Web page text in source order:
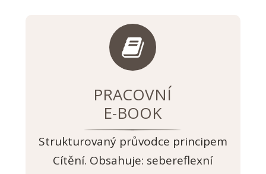
PRACOVNÍ
E-BOOK
Strukturovaný průvodce principem
Cítění. Obsahuje: sebereflexní